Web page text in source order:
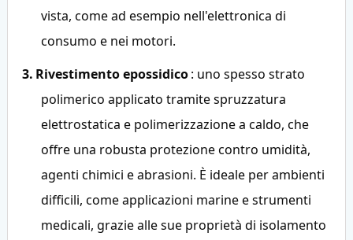
vista, come ad esempio nell'elettronica di
consumo e nei motori.
3. Rivestimento epossidico: uno spesso strato
polimerico applicato tramite spruzzatura
elettrostatica e polimerizzazione a caldo, che
offre una robusta protezione contro umidità,
agenti chimici e abrasioni. È ideale per ambienti
difficili, come applicazioni marine e strumenti
medicali, grazie alle sue proprietà di isolamento